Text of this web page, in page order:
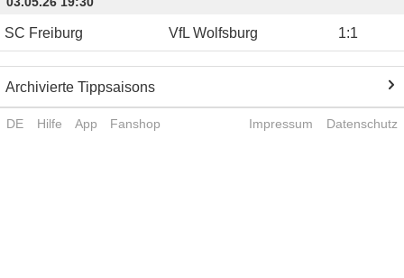
SC Freiburg VfL Wolfsburg 1:1
Archivierte Tippsaisons
DE Hilfe App Fanshop Impressum Datenschutz